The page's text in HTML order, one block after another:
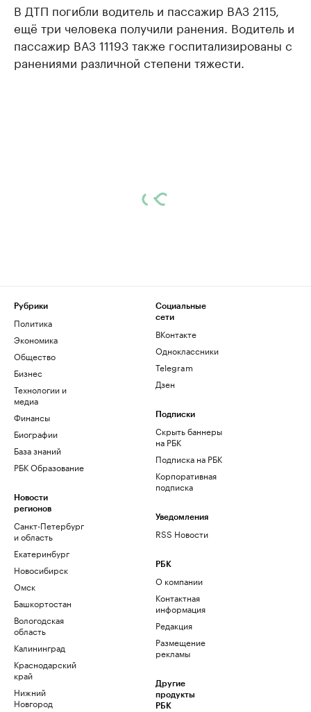
В ДТП погибли водитель и пассажир ВАЗ 2115,
ещё три человека получили ранения. Водитель и
пассажир ВАЗ 11193 также госпитализированы с
ранениями различной степени тяжести.
Рубрики
Политика
Экономика
Общество
Бизнес
Технологии и
медиа
Финансы
Биографии
База знаний
РБК Образование
Новости
регионов
Санкт-Петербург
и область
Екатеринбург
Новосибирск
Омск
Башкортостан
Вологодская
область
Калининград
Краснодарский
край
Нижний
Новгород
Социальные
сети
ВКонтакте
Одноклассники
Telegram
Дзен
Подписки
Скрыть баннеры
на РБК
Подписка на РБК
Корпоративная
подписка
Уведомления
RSS Новости
РБК
О компании
Контактная
информация
Редакция
Размещение
рекламы
Другие
продукты
РБК